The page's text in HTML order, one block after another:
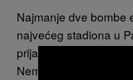
Najmanje dve bombe
najvećeg stadiona u
prijateljska utakmica
Nemačke. Prvi podaci